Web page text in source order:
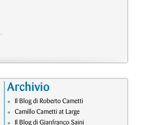
Archivio
Il Blog di Roberto Cametti
Camillo Cametti at Large
Il Blog di Gianfranco Saini